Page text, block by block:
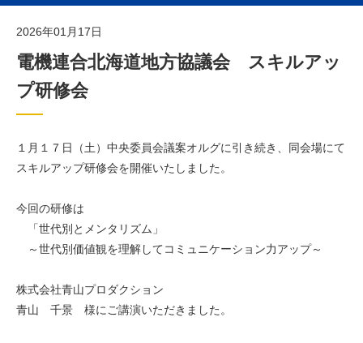
2026年01月17日
電機連合北海道地方協議会 スキルアッ
プ研修会
１月１７日（土）中央委員会議案オルグに引き続き、同会場にて
スキルアップ研修会を開催いたしました。
今回の研修は
「世代別とメンタリズム」
～世代別価値観を理解してコミュニケーション力アップ～
株式会社青山プロダクション
青山 千景 様にご講演いただきました。